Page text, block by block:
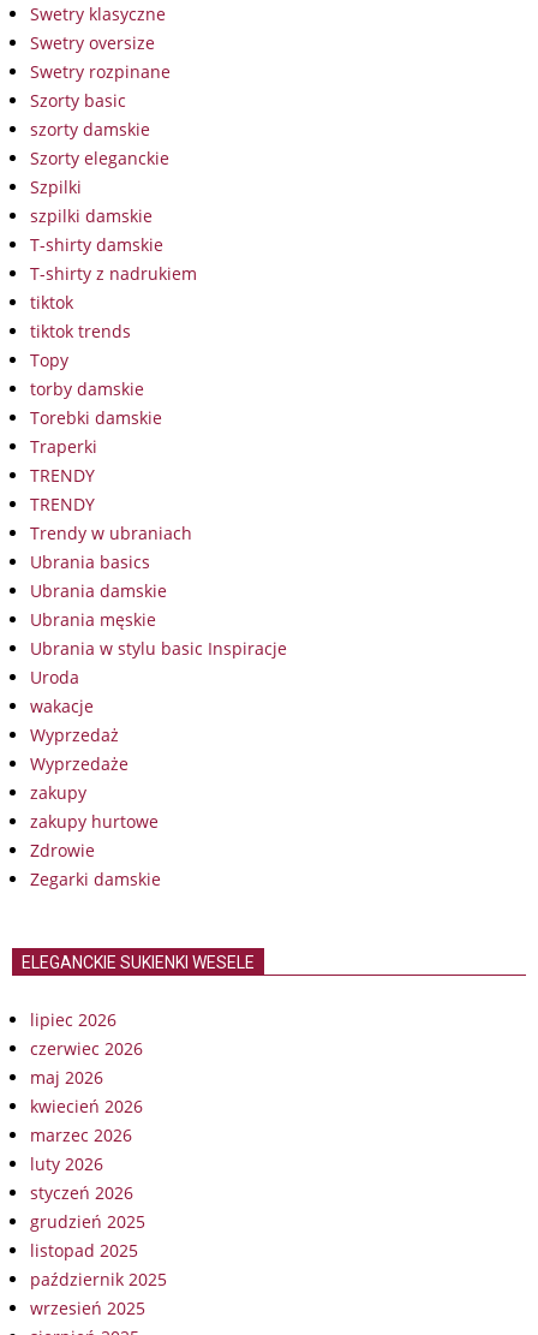
Swetry klasyczne
Swetry oversize
Swetry rozpinane
Szorty basic
szorty damskie
Szorty eleganckie
Szpilki
szpilki damskie
T-shirty damskie
T-shirty z nadrukiem
tiktok
tiktok trends
Topy
torby damskie
Torebki damskie
Traperki
TRENDY
TRENDY
Trendy w ubraniach
Ubrania basics
Ubrania damskie
Ubrania męskie
Ubrania w stylu basic Inspiracje
Uroda
wakacje
Wyprzedaż
Wyprzedaże
zakupy
zakupy hurtowe
Zdrowie
Zegarki damskie
ELEGANCKIE SUKIENKI WESELE
lipiec 2026
czerwiec 2026
maj 2026
kwiecień 2026
marzec 2026
luty 2026
styczeń 2026
grudzień 2025
listopad 2025
październik 2025
wrzesień 2025